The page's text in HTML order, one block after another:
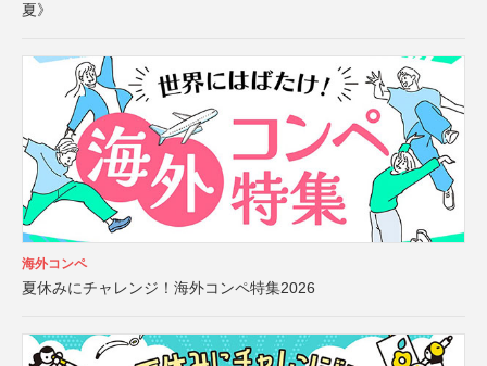
夏》
海外コンペ
夏休みにチャレンジ！海外コンペ特集2026